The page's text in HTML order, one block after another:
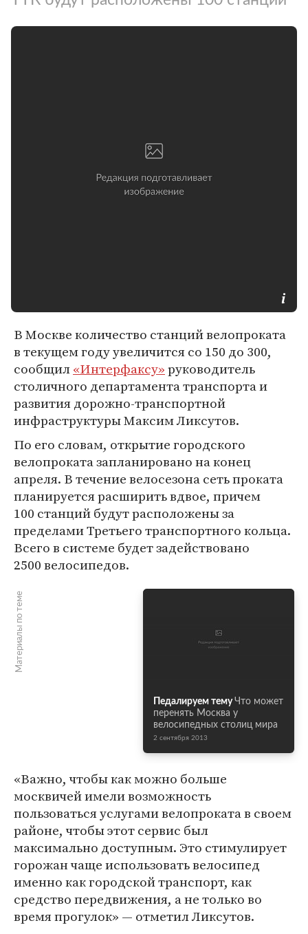
В Москве количество станций велопроката
в текущем году увеличится со 150 до 300,
сообщил«Интерфаксу»руководитель
столичного департамента транспорта и
развития дорожно-транспортной
инфраструктуры Максим Ликсутов.
По его словам, открытие городского
велопроката запланировано на конец
апреля. В течение велосезона сеть проката
планируется расширить вдвое, причем
100 станций будут расположены за
пределами Третьего транспортного кольца.
Всего в системе будет задействовано
2500 велосипедов.
Материалы по теме
Педалируем тему Что может
перенять Москва у
велосипедных столиц мира
2 сентября 2013
«Важно, чтобы как можно больше
москвичей имели возможность
пользоваться услугами велопроката в своем
районе, чтобы этот сервис был
максимально доступным. Это стимулирует
горожан чаще использовать велосипед
именно как городской транспорт, как
средство передвижения, а не только во
время прогулок» — отметил Ликсутов.